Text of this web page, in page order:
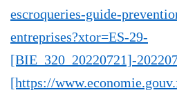
escroqueries-guide-
entreprises?xtor=ES-29-
[BIE_320_20220721]-
[https://